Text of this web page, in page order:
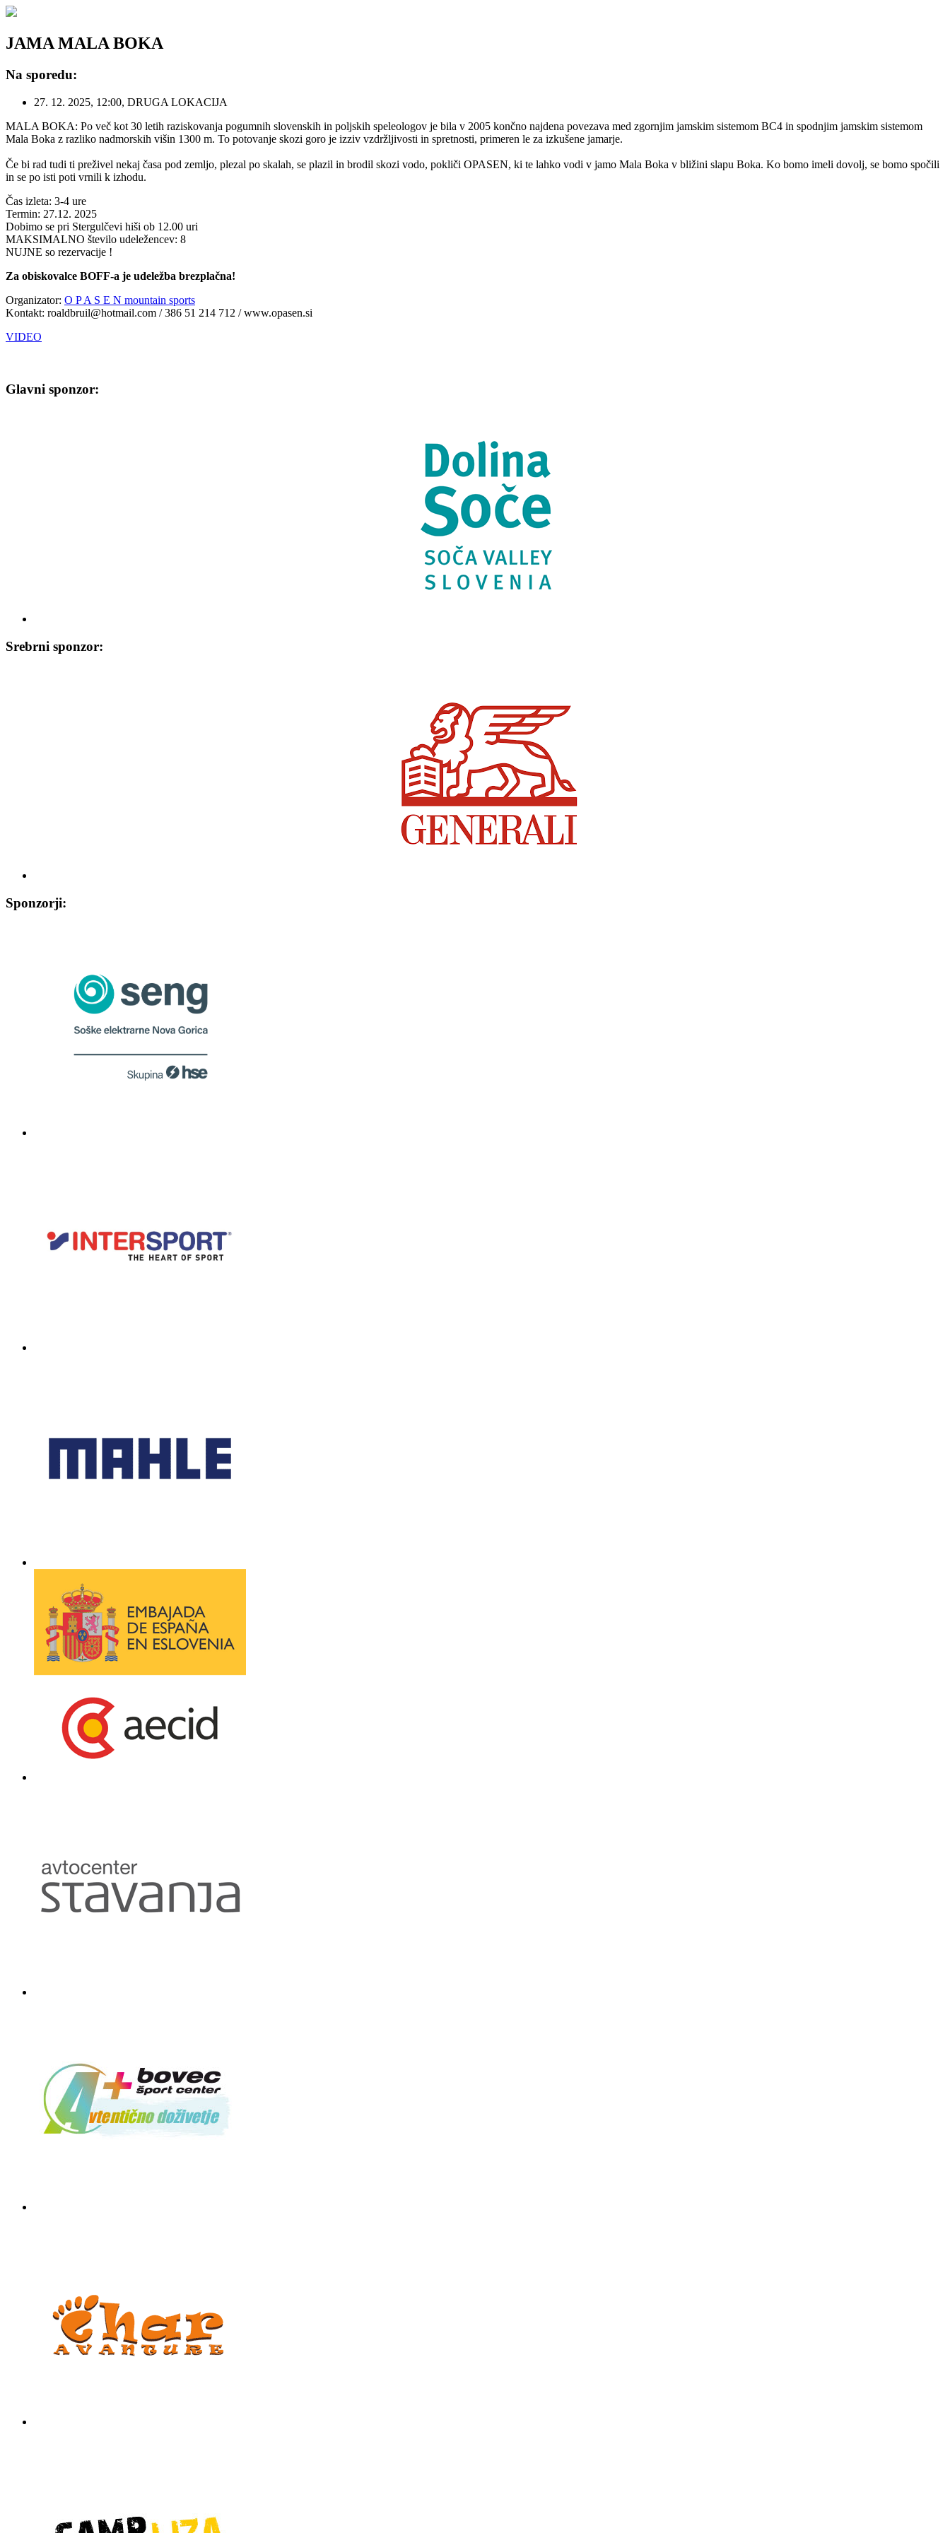
JAMA MALA BOKA
Na sporedu:
27. 12. 2025, 12:00, DRUGA LOKACIJA
MALA BOKA: Po več kot 30 letih raziskovanja pogumnih slovenskih in poljskih speleologov je bila v 2005 končno najdena povezava med zgornjim jamskim sistemom BC4 in spodnjim jamskim sistemom
Mala Boka z razliko nadmorskih višin 1300 m. To potovanje skozi goro je izziv vzdržljivosti in spretnosti, primeren le za izkušene jamarje.
Če bi rad tudi ti preživel nekaj časa pod zemljo, plezal po skalah, se plazil in brodil skozi vodo, pokliči OPASEN, ki te lahko vodi v jamo Mala Boka v bližini slapu Boka. Ko bomo imeli dovolj, se bomo spočili
in se po isti poti vrnili k izhodu.
Čas izleta: 3-4 ure
Termin: 27.12. 2025
Dobimo se pri Stergulčevi hiši ob 12.00 uri
MAKSIMALNO število udeležencev: 8
NUJNE so rezervacije !
Za obiskovalce BOFF-a je udeležba brezplačna!
Organizator: O P A S E N mountain sports
Kontakt: roaldbruil@hotmail.com / 386 51 214 712 / www.opasen.si
VIDEO
Glavni sponzor:
Srebrni sponzor:
Sponzorji: